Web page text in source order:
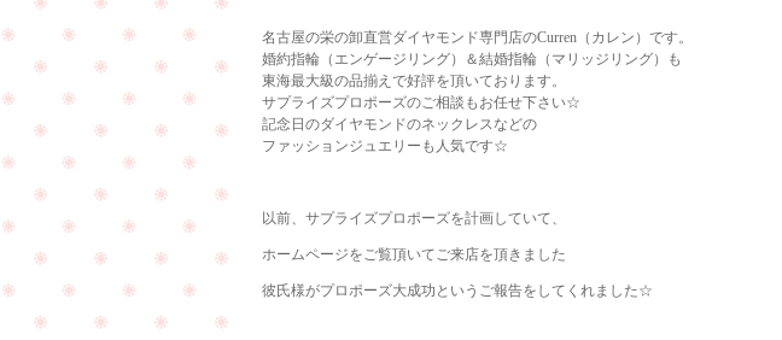
名古屋の栄の卸直営ダイヤモンド専門店のCurren（カレン）です。
婚約指輪（エンゲージリング）＆結婚指輪（マリッジリング）も
東海最大級の品揃えで好評を頂いております。
サプライズプロポーズのご相談もお任せ下さい☆
記念日のダイヤモンドのネックレスなどの
ファッションジュエリーも人気です☆
以前、サプライズプロポーズを計画していて、
ホームページをご覧頂いてご来店を頂きました
彼氏様がプロポーズ大成功というご報告をしてくれました☆